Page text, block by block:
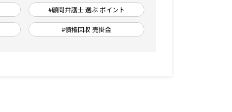
#顧問弁護士 選ぶ ポイント
#債権回収 売掛金